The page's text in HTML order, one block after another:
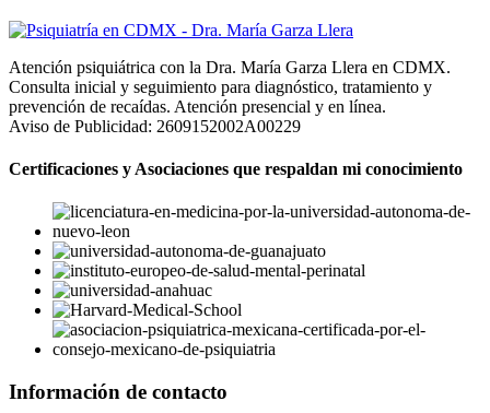
Atención psiquiátrica con la Dra. María Garza Llera en CDMX.
Consulta inicial y seguimiento para diagnóstico, tratamiento y
prevención de recaídas. Atención presencial y en línea.
Aviso de Publicidad: 2609152002A00229
Certificaciones y Asociaciones que respaldan mi conocimiento
Información de contacto